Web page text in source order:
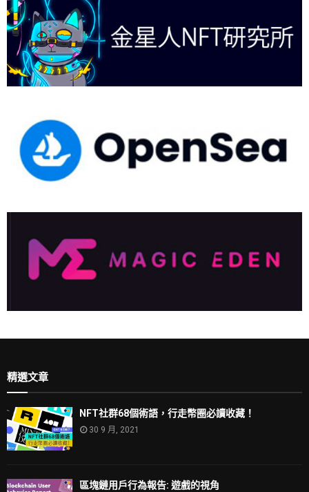
精選文章
NFT社群68個術語，行走幣圈必讀收藏！
30 9 月, 2021
區塊鏈用戶行為報告: 遊戲的視角